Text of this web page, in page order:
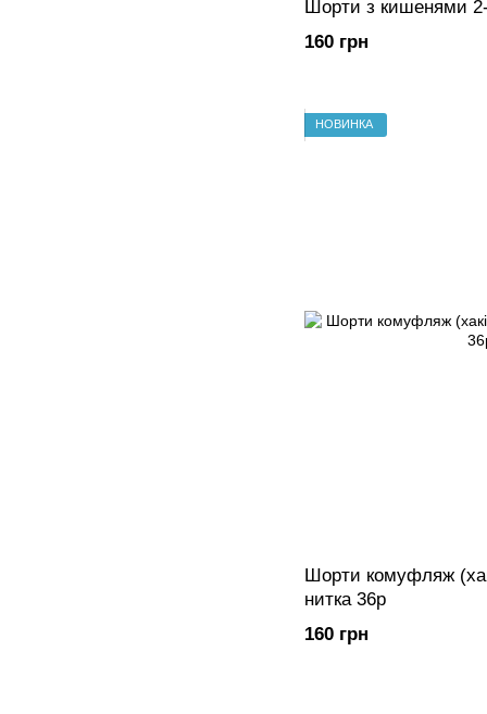
Шорти з кишенями
160 грн
НОВИНКА
Шорти комуфляж
нитка 36р
160 грн